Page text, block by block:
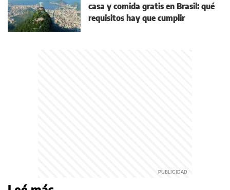
casa y comida gratis en Brasil: qué
requisitos hay que cumplir